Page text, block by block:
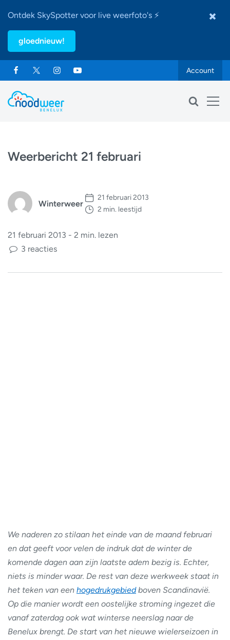
Ontdek SkySpotter voor live weerfoto's ⚡
gloednieuw!
Account
Weerbericht 21 februari
Winterweer
21 februari 2013
2 min. leestijd
21 februari 2013 - 2 min. lezen
3 reacties
We naderen zo stilaan het einde van de maand februari
en dat geeft voor velen de indruk dat de winter de
komende dagen aan zijn laatste adem bezig is. Echter,
niets is minder waar. De rest van deze werkweek staat in
het teken van een hogedrukgebiedboven Scandinavië.
Op die manier wordt een oostelijke stroming ingezet die
vanaf zaterdag ook wat winterse neerslag naar de
Benelux brengt. De start van het nieuwe wielerseizoen in